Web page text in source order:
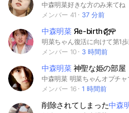
メンバー 41
37 分前
中森明菜Яe-birth✰҉҈҉҈҉҈🌹
メンバー 10
3 時間前
中森明菜神聖な姫の部屋
メンバー 16
1 時間前
削除されてしまった中森